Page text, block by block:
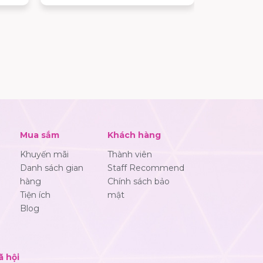
Mua sắm
Khuyến mãi
Danh sách gian
hàng
Tiện ích
Blog
Khách hàng
Thành viên
Staff Recommend
Chính sách bảo
mật
hội